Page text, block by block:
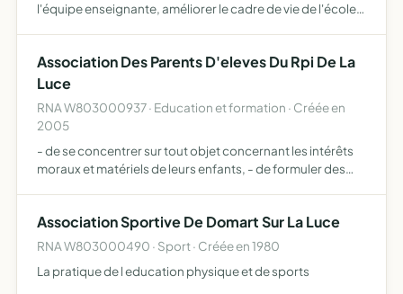
l'équipe enseignante, améliorer le cadre de vie de l'école,
Association Des Parents D'eleves Du Rpi De La
Luce
RNA W803000937 · Education et formation · Créée en
2005
- de se concentrer sur tout objet concernant les intérêts
moraux et matériels de leurs enfants, - de formuler des
Association Sportive De Domart Sur La Luce
RNA W803000490 · Sport · Créée en 1980
La pratique de l education physique et de sports